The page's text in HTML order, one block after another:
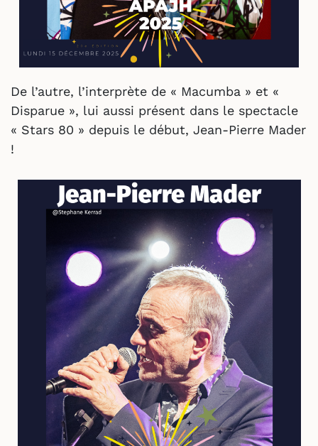
De l’autre, l’interprète de « Macumba » et «
Disparue », lui aussi présent dans le spectacle
« Stars 80 » depuis le début, Jean-Pierre Mader
!